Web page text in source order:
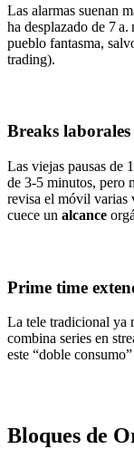
Las alarmas suenan
ha desplazado de 7
pueblo fantasma,
trading).
Breaks
Las viejas pausas de
de 3‑5 minutos, pero
revisa el móvil varias
cuece un alcance
Prime time
La tele tradicional ya
combina series en
este “doble
Bloques de